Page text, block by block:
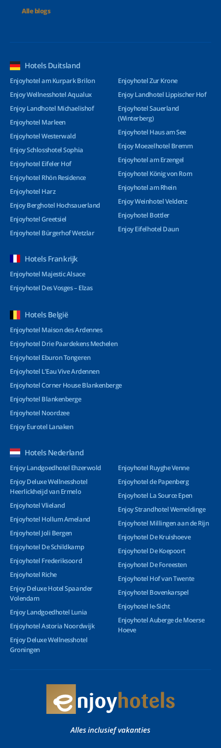
Alle blogs
Hotels Duitsland
Enjoyhotel am Kurpark Brilon
Enjoy Wellnesshotel Aqualux
Enjoy Landhotel Michaelishof
Enjoyhotel Marleen
Enjoyhotel Westerwald
Enjoy Schlosshotel Sophia
Enjoyhotel Eifeler Hof
Enjoyhotel Rhön Residence
Enjoyhotel Harz
Enjoy Berghotel Hochsauerland
Enjoyhotel Greetsiel
Enjoyhotel Bürgerhof Wetzlar
Enjoyhotel Zur Krone
Enjoy Landhotel Lippischer Hof
Enjoyhotel Sauerland
(Winterberg)
Enjoyhotel Haus am See
Enjoy Moezelhotel Bremm
Enjoyhotel am Erzengel
Enjoyhotel König von Rom
Enjoyhotel am Rhein
Enjoy Weinhotel Veldenz
Enjoyhotel Bottler
Enjoy Eifelhotel Daun
Hotels Frankrijk
Enjoyhotel Majestic Alsace
Enjoyhotel Des Vosges – Elzas
Hotels België
Enjoyhotel Maison des Ardennes
Enjoyhotel Drie Paardekens Mechelen
Enjoyhotel Eburon Tongeren
Enjoyhotel L’Eau Vive Ardennen
Enjoyhotel Corner House Blankenberge
Enjoyhotel Blankenberge
Enjoyhotel Noordzee
Enjoy Eurotel Lanaken
Hotels Nederland
Enjoy Landgoedhotel Ehzerwold
Enjoy Deluxe Wellnesshotel
Heerlickheijd van Ermelo
Enjoyhotel Vlieland
Enjoyhotel Hollum Ameland
Enjoyhotel Joli Bergen
Enjoyhotel De Schildkamp
Enjoyhotel Frederiksoord
Enjoyhotel Riche
Enjoy Deluxe Hotel Spaander
Volendam
Enjoy Landgoedhotel Lunia
Enjoyhotel Astoria Noordwijk
Enjoy Deluxe Wellnesshotel
Groningen
Enjoyhotel Ruyghe Venne
Enjoyhotel de Papenberg
Enjoyhotel La Source Epen
Enjoy Strandhotel Wemeldinge
Enjoyhotel Millingen aan de Rijn
Enjoyhotel De Kruishoeve
Enjoyhotel De Koepoort
Enjoyhotel De Foreesten
Enjoyhotel Hof van Twente
Enjoyhotel Bovenkarspel
Enjoyhotel Ie-Sicht
Enjoyhotel Auberge de Moerse
Hoeve
Alles inclusief vakanties